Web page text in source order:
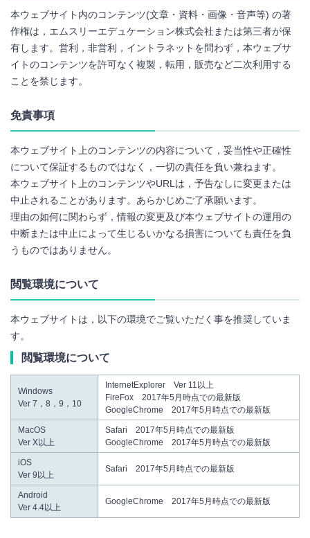
本ウェブサイト内のコンテンツ(文章・資料・画像・音声等) の著
作権は，エムスリーエデュケーション株式会社または第三者が保
有します。営利，非営利，イントラネットを問わず，本ウェブサ
イトのコンテンツを許可なく複製，転用，販売など二次利用する
ことを禁じます。
免責事項
本ウェブサイト上のコンテンツの内容について，妥当性や正確性
について保証するものではなく，一切の責任を負い兼ねます。
本ウェブサイト上のコンテンツやURLは，予告なしに変更または
中止されることがあります。あらかじめご了承願います。
理由の如何に関わらず，情報の変更及び本ウェブサイトの運用の
中断または中止によって生じるいかなる損害についても責任を負
うものではありません。
閲覧環境について
本ウェブサイトは，以下の環境でご覧いただく事を推奨していま
す。
閲覧環境について
Windows
Ver 7，8，9，10
InternetExplorer Ver 11以上
FireFox 2017年5月時点での最新版
GoogleChrome 2017年5月時点での最新版
MacOS
Ver X以上
Safari 2017年5月時点での最新版
GoogleChrome 2017年5月時点での最新版
iOS
Ver 9以上
Safari 2017年5月時点での最新版
Android
Ver 4.4以上
GoogleChrome 2017年5月時点での最新版